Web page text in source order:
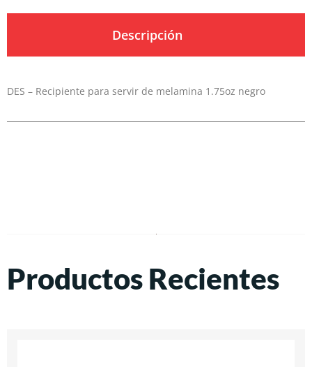
Descripción
DES – Recipiente para servir de melamina 1.75oz negro
Productos Recientes